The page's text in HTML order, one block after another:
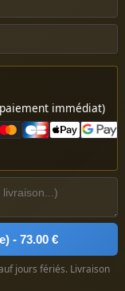
immédiat)
- 73.00 €
jours fériés. Livraison